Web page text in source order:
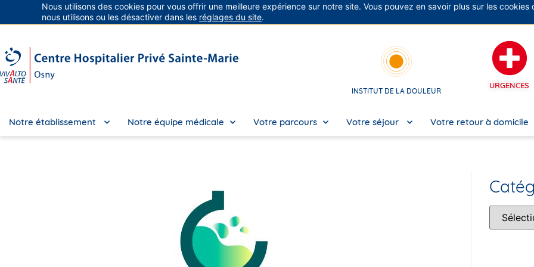
Groupe Vivalto Santé Entre nous, la vie
INSTITUT DE LA DOULEUR
URGENCES
Notre établissement Notre équipe médicale Votre parcours Votre séjour Votre retour à domicile
Nous utilisons des cookies pour vous offrir une meilleure expérience sur notre site. Vous pouvez en savoir plus sur les cookies
nous utilisons ou les désactiver dans les réglages du site.